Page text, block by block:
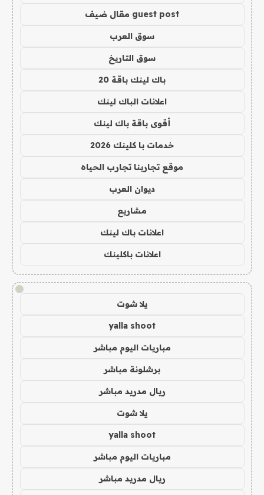
guest post مقال ضيف
سوق العرب
سوق التاريخ
باك لينك باقة 20
اعلانات الباك لينك
أقوى باقة باك لينك
خدمات با كلينك 2026
موقع تجاربنا تجارب الحياه
ديوان العرب
مشاريع
اعلانات باك لينك
اعلانات باكلينك
!
يلا شوت
yalla shoot
مباريات اليوم مباشر
برشلونة مباشر
ريال مدريد مباشر
يلا شوت
yalla shoot
مباريات اليوم مباشر
ريال مدريد مباشر